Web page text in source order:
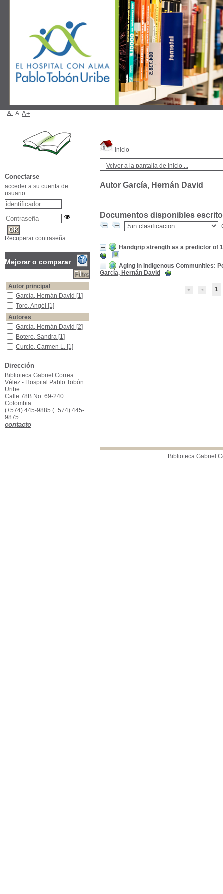
Inicio
Volver a la pantalla de inicio ...
Autor García, Hernán David
Documentos disponibles
Handgrip strength as a predictor of
Aging in Indigenous Communities:
García, Hernán David
1
Biblioteca Gabriel
A- A A+
Conectarse
acceder a su cuenta de
usuario
Recuperar contraseña
Mejorar o comparar
Autor principal
García, Hernán David
García, Hernán David [1]
Toro, Angél
Toro, Angél
[1]
Autores
García, Hernán David
García, Hernán David [2]
Botero, Sandra
Botero, Sandra [1]
Curcio, Carmen L.
Curcio, Carmen L. [1]
García, Wilson A.
García, Wilson A.
Gómez, Fernando
Gómez, Fernando[1]
González, Fernando Iván
González, Fernando Iván
[1]
Título de publicación
Journal of Cross-Cultural Gerontology
Journal of Cross-Cultural
Gerontology
Osteoporosis International
Osteoporosis International
Dirección
Biblioteca Gabriel Correa
Vélez - Hospital Pablo Tobón
Uribe
Calle 78B No. 69-240
Colombia
(+574) 445-9885 (+574) 445-
9875
contacto